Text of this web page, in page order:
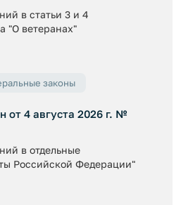
в статьи 3 и 4
"О ветеранах"
законы
от 4 августа 2026 г. №
в отдельные
Российской Федерации"